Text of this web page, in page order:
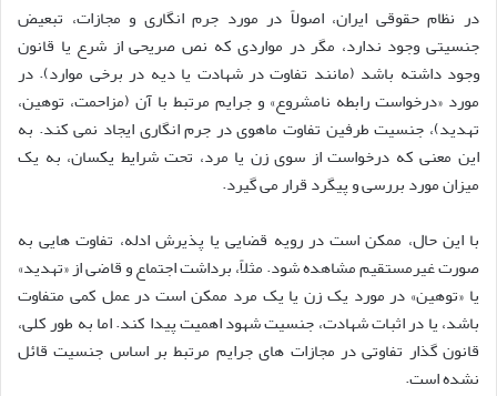
در نظام حقوقی ایران، اصولاً در مورد جرم انگاری و مجازات، تبعیض
جنسیتی وجود ندارد، مگر در مواردی که نص صریحی از شرع یا قانون
وجود داشته باشد (مانند تفاوت در شهادت یا دیه در برخی موارد). در
مورد «درخواست رابطه نامشروع» و جرایم مرتبط با آن (مزاحمت، توهین،
تهدید)، جنسیت طرفین تفاوت ماهوی در جرم انگاری ایجاد نمی کند. به
این معنی که درخواست از سوی زن یا مرد، تحت شرایط یکسان، به یک
میزان مورد بررسی و پیگرد قرار می گیرد.
با این حال، ممکن است در رویه قضایی یا پذیرش ادله، تفاوت هایی به
صورت غیرمستقیم مشاهده شود. مثلاً، برداشت اجتماع و قاضی از «تهدید»
یا «توهین» در مورد یک زن یا یک مرد ممکن است در عمل کمی متفاوت
باشد، یا در اثبات شهادت، جنسیت شهود اهمیت پیدا کند. اما به طور کلی،
قانون گذار تفاوتی در مجازات های جرایم مرتبط بر اساس جنسیت قائل
نشده است.